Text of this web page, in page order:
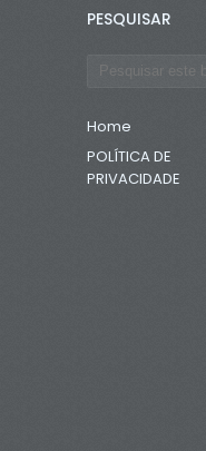
PESQUISAR
Home
POLÍTICA DE
PRIVACIDADE